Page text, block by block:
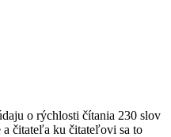
o rýchlosti čítania 230 slov
čitateľa ku čitateľovi sa to